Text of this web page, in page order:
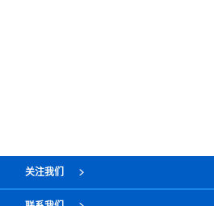
关注我们